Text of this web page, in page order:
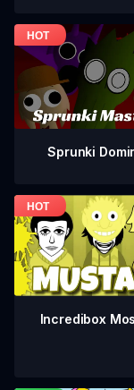
Sprunki
Incredibox